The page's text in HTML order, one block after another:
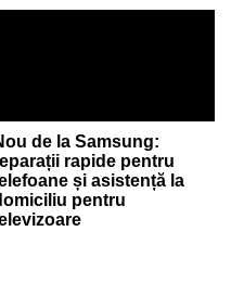
de la Samsung:
rapide pentru
și asistență la
pentru